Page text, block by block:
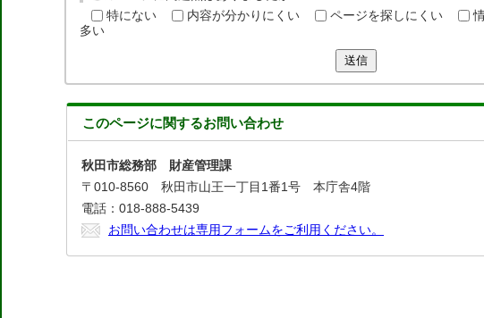
特にない
内容が分かりにくい ページを探しにくい
多い
送信
このページに関するお問い合わせ
秋田市総務部 財産管理課
〒010-8560 秋田市山王一丁目1番1号 本庁舎4階
電話：018-888-5439
お問い合わせは専用フォームをご利用ください。